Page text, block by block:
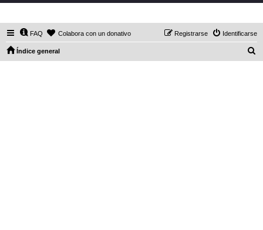
FAQ Colabora con un donativo Identificarse
Registrarse
Índice general